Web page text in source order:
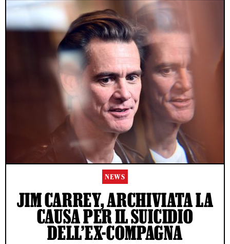
NEWS
JIM CARREY, ARCHIVIATA LA
CAUSA PER IL SUICIDIO
DELL’EX-COMPAGNA